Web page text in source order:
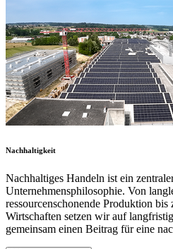
Nachhaltigkeit
Nachhaltiges Handeln ist ein
Unternehmensphilosophie. Von
ressourcenschonende Produktion
Wirtschaften setzen wir auf
gemeinsam einen Beitrag für eine